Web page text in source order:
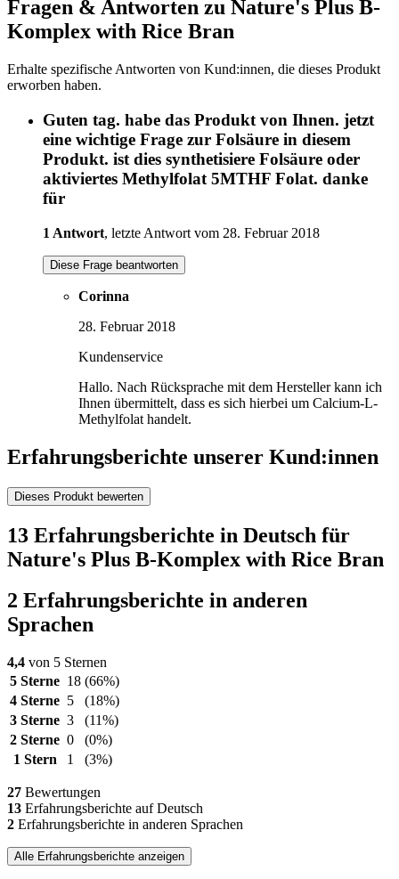
Fragen & Antworten zu Nature's Plus B-
Komplex with Rice Bran
Erhalte spezifische Antworten von Kund:innen, die dieses Produkt
erworben haben.
Guten tag. habe das Produkt von Ihnen. jetzt
eine wichtige Frage zur Folsäure in diesem
Produkt. ist dies synthetisiere Folsäure oder
aktiviertes Methylfolat 5MTHF Folat. danke
für
1 Antwort, letzte Antwort vom 28. Februar 2018
Diese Frage beantworten
Corinna
28. Februar 2018
Kundenservice
Hallo. Nach Rücksprache mit dem Hersteller kann ich
Ihnen übermittelt, dass es sich hierbei um Calcium-L-
Methylfolat handelt.
Erfahrungsberichte unserer Kund:innen
Dieses Produkt bewerten
13 Erfahrungsberichte in Deutsch für
Nature's Plus B-Komplex with Rice Bran
2 Erfahrungsberichte in anderen
Sprachen
4,4 von 5 Sternen
5 Sterne 18 (66%)
4 Sterne 5
(18%)
3 Sterne 3
(11%)
2 Sterne 0
(0%)
1 Stern
1 (3%)
27 Bewertungen
13 Erfahrungsberichte auf Deutsch
2 Erfahrungsberichte in anderen Sprachen
Alle Erfahrungsberichte anzeigen